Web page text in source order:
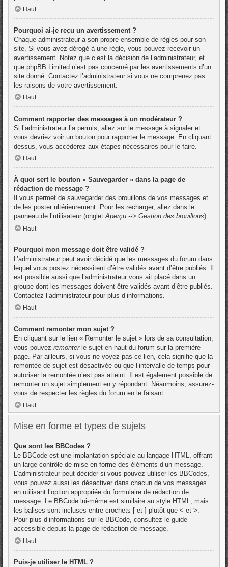
Haut
Pourquoi ai-je reçu un avertissement ?
Chaque administrateur a son propre ensemble de règles pour son
site. Si vous avez dérogé à une règle, vous pouvez recevoir un
avertissement. Notez que c’est la décision de l’administrateur, et
que phpBB Limited n’est pas concerné par les avertissements d’un
site donné. Contactez l’administrateur si vous ne comprenez pas
les raisons de votre avertissement.
Haut
Comment rapporter des messages à un modérateur ?
Si l’administrateur l’a permis, allez sur le message à signaler et
vous devriez voir un bouton pour rapporter le message. En cliquant
dessus, vous accéderez aux étapes nécessaires pour le faire.
Haut
À quoi sert le bouton « Sauvegarder » dans la page de
rédaction de message ?
Il vous permet de sauvegarder des brouillons de vos messages et
de les poster ultérieurement. Pour les recharger, allez dans le
panneau de l’utilisateur (ongletAperçu --> Gestion des brouillons).
Haut
Pourquoi mon message doit être validé ?
L’administrateur peut avoir décidé que les messages du forum dans
lequel vous postez nécessitent d’être validés avant d’être publiés. Il
est possible aussi que l’administrateur vous ait placé dans un
groupe dont les messages doivent être validés avant d’être publiés.
Contactez l’administrateur pour plus d’informations.
Haut
Comment remonter mon sujet ?
En cliquant sur le lien « Remonter le sujet » lors de sa consultation,
vous pouvez remonterle sujet en haut du forum sur la première
page. Par ailleurs, si vous ne voyez pas ce lien, cela signifie que la
remontée de sujet est désactivée ou que l’intervalle de temps pour
autoriser la remontée n’est pas atteint. Il est également possible de
remonter un sujet simplement en y répondant. Néanmoins, assurez-
vous de respecter les règles du forum en le faisant.
Haut
Mise en forme et types de sujets
Que sont les BBCodes ?
Le BBCode est une implantation spéciale au langage HTML, offrant
un large contrôle de mise en forme des éléments d’un message.
L’administrateur peut décider si vous pouvez utiliser les BBCodes,
vous pouvez aussi les désactiver dans chacun de vos messages
en utilisant l’option appropriée du formulaire de rédaction de
message. Le BBCode lui-même est similaire au style HTML, mais
les balises sont incluses entre crochets [ et ] plutôt que < et >.
Pour plus d’informations sur le BBCode, consultez le guide
accessible depuis la page de rédaction de message.
Haut
Puis-je utiliser le HTML ?